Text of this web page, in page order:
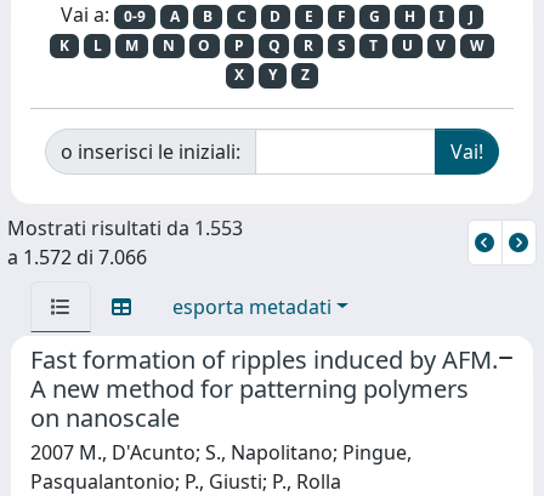
Vai a: 0-9 A B C D E F G H I
J
K
L M N O P Q R S T U V
W
X
Y Z
o inserisci le iniziali:
Mostrati risultati da 1.553
a 1.572 di 7.066
esporta metadati
Fast formation of ripples induced by AFM.
A new method for patterning polymers
on nanoscale
2007 M., D'Acunto; S., Napolitano; Pingue,
Pasqualantonio; P., Giusti; P., Rolla